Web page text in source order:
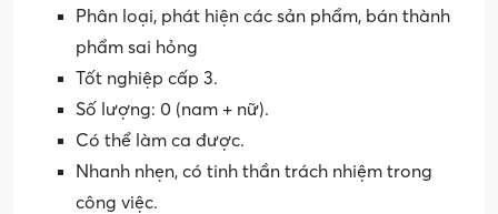
Phân loại, phát hiện các sản phẩm, bán thành
phẩm sai hỏng
Tốt nghiệp cấp 3.
Số lượng: 0 (nam + nữ).
Có thể làm ca được.
Nhanh nhẹn, có tinh thần trách nhiệm trong
công việc.